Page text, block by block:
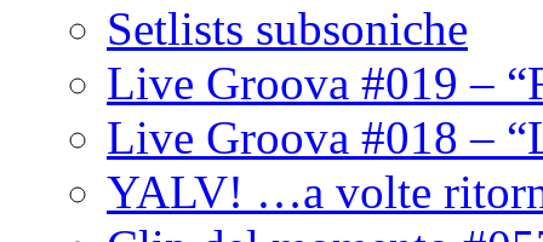
Setlists subsoniche
Live Groova #019 –
Live Groova #018 –
YALV! …a volte